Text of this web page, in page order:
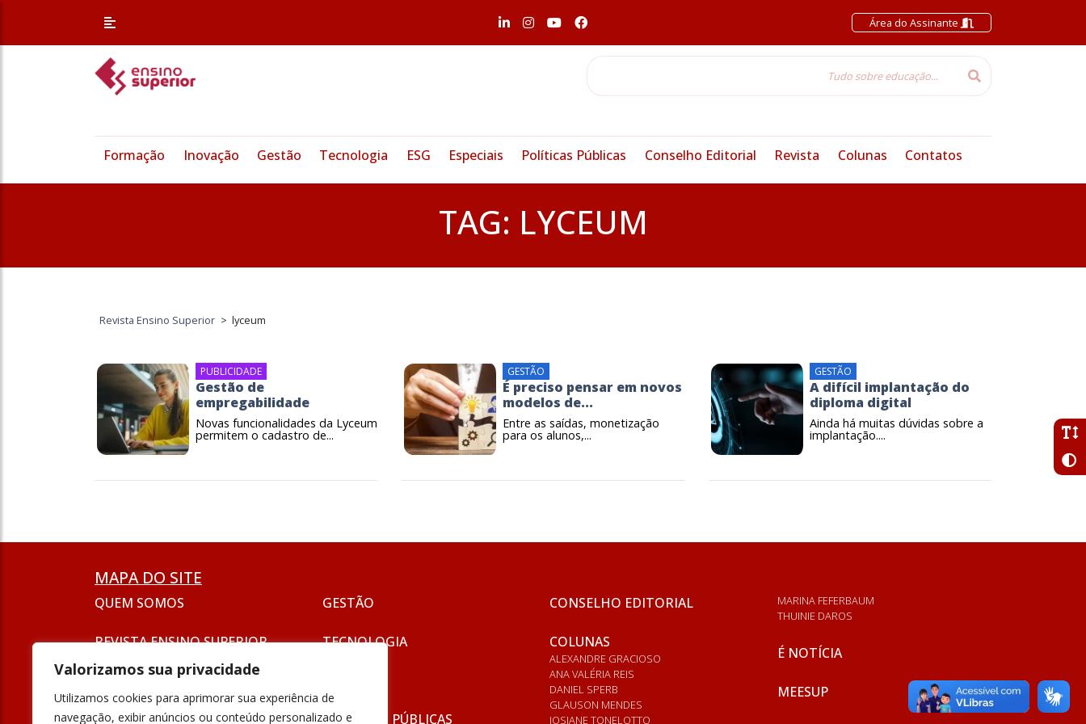
Valorizamos sua privacidade
Utilizamos cookies para aprimorar sua experiência de
navegação, exibir anúncios ou conteúdo personalizado e
Área do Assinante
Formação Inovação Gestão Tecnologia ESG Especiais Políticas Públicas Conselho Editorial Revista Colunas Contatos
TAG: LYCEUM
Revista Ensino Superior > lyceum
PUBLICIDADE
Gestão de
empregabilidade
Novas funcionalidades da Lyceum
permitem o cadastro de...
GESTÃO
É preciso pensar em novos
modelos de...
Entre as saídas, monetização
para os alunos,...
GESTÃO
A difícil implantação do
diploma digital
Ainda há muitas dúvidas sobre a
implantação....
MAPA DO SITE
QUEM SOMOS
REVISTA ENSINO SUPERIOR
SEJA UM ANUNCIANTE
FORMAÇÃO
GESTÃO
TECNOLOGIA
POLÍTICAS PÚBLICAS
CONSELHO EDITORIAL
COLUNAS
ALEXANDRE GRACIOSO
ANA VALÉRIA REIS
DANIEL SPERB
GLAUSON MENDES
JOSIANE TONELOTTO
MARINA FEFERBAUM
THUINIE DAROS
É NOTÍCIA
MEESUP